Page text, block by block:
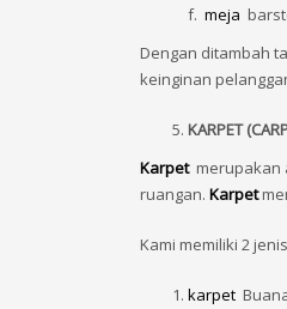
f. meja
Dengan ditambah
keinginan
KARPET
Karpet merupakan
ruangan. Karpet
Kami memiliki 2 jenis
karpet